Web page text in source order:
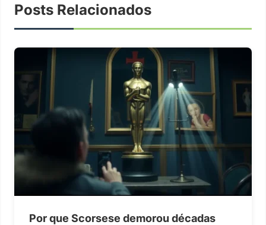
Posts Relacionados
Por que Scorsese demorou décadas